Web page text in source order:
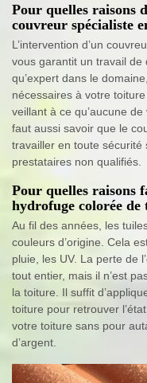
Pour quelles raisons
couvreur spécialiste
L’intervention d’un
vous garantit un travail de
qu’expert dans le
nécessaires à votre
veillant à ce qu’aucune
faut aussi savoir que le
travailler en toute sécurité
prestataires non qualifiés.
Pour quelles raisons
hydrofuge colorée de
Au fil des années, les
couleurs d’origine. Cela
pluie, les UV. La perte de
tout entier, mais il n’est
la toiture. Il suffit
toiture pour retrouver
votre toiture sans pour
d’argent.